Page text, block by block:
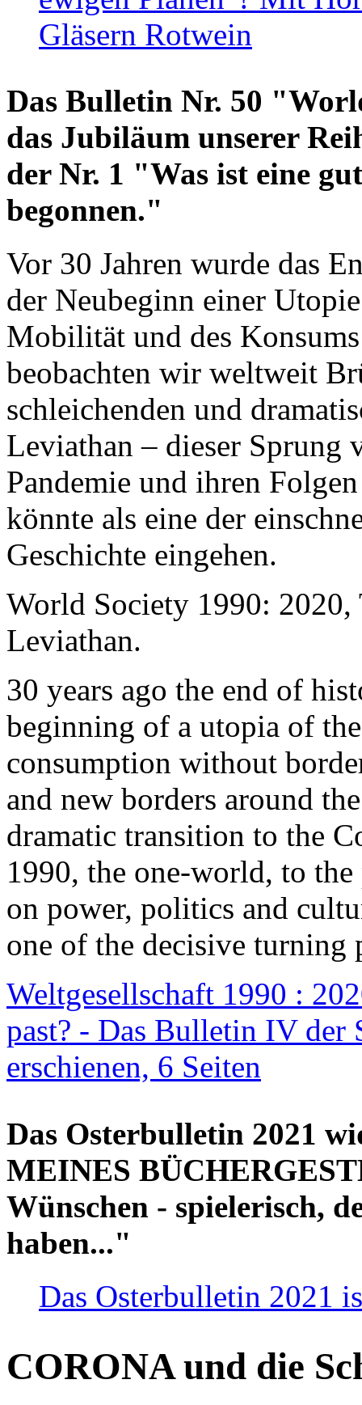
Gläsern Rotwein
Das Bulletin Nr. 50
das Jubiläum unserer
der Nr. 1 "Was ist eine
begonnen."
Vor 30 Jahren wurde das
der Neubeginn einer
Mobilität und des
beobachten wir weltweit
schleichenden und
Leviathan – dieser Sprung
Pandemie und ihren
könnte als eine der
Geschichte eingehen.
World Society 1990: 2020,
Leviathan.
30 years ago the end of
beginning of a utopia of
consumption without
and new borders around
dramatic transition to the
1990, the one-world, to the
on power, politics and
one of the decisive turning
Weltgesellschaft 1990 :
past? - Das Bulletin IV der
erschienen, 6 Seiten
Das Osterbulletin 2021
MEINES
Wünschen - spielerisch,
haben..."
Das Osterbulletin 2021
CORONA und die